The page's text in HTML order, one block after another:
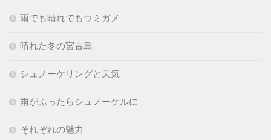
雨でも晴れでもウミガメ
晴れた冬の宮古島
シュノーケリングと天気
雨がふったらシュノーケルに
それぞれの魅力